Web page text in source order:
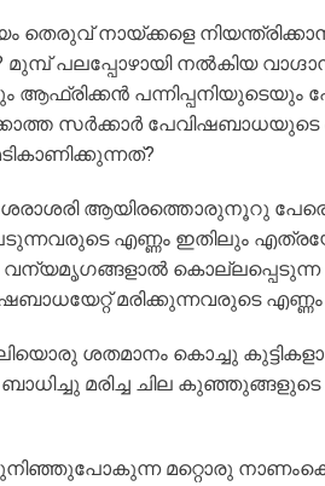
നായ്ക്കളെ
പലപ്പോഴായി നൽകിയ
പന്നിപ്പനിയുടെയും
സർക്കാർ പേവിഷബാധയുടെ
ആയിരത്തൊരുനൂറു
എണ്ണം ഇതിലും
വന്യമൃഗങ്ങളാൽ
മരിക്കുന്നവരുടെ
ശതമാനം കൊച്ചു
മരിച്ച ചില
മറ്റൊരു